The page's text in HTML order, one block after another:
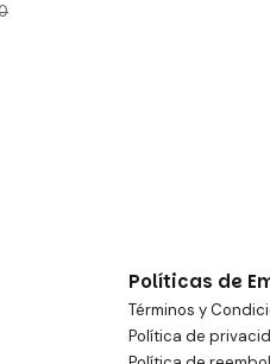
Políticas de
Términos y
Política de